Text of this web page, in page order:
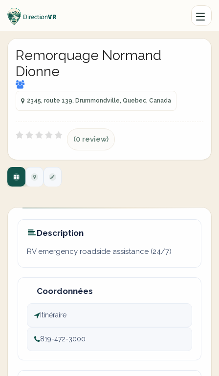
Remorquage Normand
Dionne
2345, route 139, Drummondville, Quebec, Canada
(0 review)
Description
RV emergency roadside assistance (24/7)
Coordonnées
Itinéraire
819-472-3000